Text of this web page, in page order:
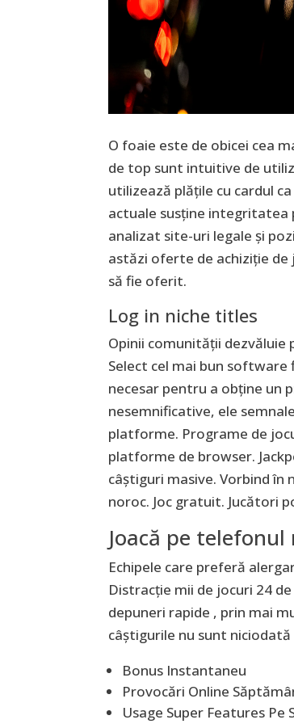
O foaie este de obicei cea
de top sunt intuitive de
utilizează plățile cu cardul
actuale susține integritatea
analizat site-uri legale și
astăzi oferte de achiziție de
să fie oferit.
Log in niche titles
Opinii comunității dezvăluie
Select cel mai bun software
necesar pentru a obține un
nesemnificative, ele
platforme. Programe de
platforme de browser.
câștiguri masive. Vorbind
noroc. Joc gratuit. Jucători
Joacă pe
Echipele care preferă
Distracție mii de jocuri 24
depuneri rapide , prin mai
câștigurile nu sunt
Bonus Instantaneu
Provocări Online
Usage Super Features Pe